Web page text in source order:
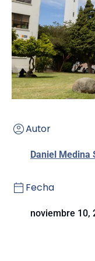
Autor
Daniel Medina
Fecha
noviembre 10,